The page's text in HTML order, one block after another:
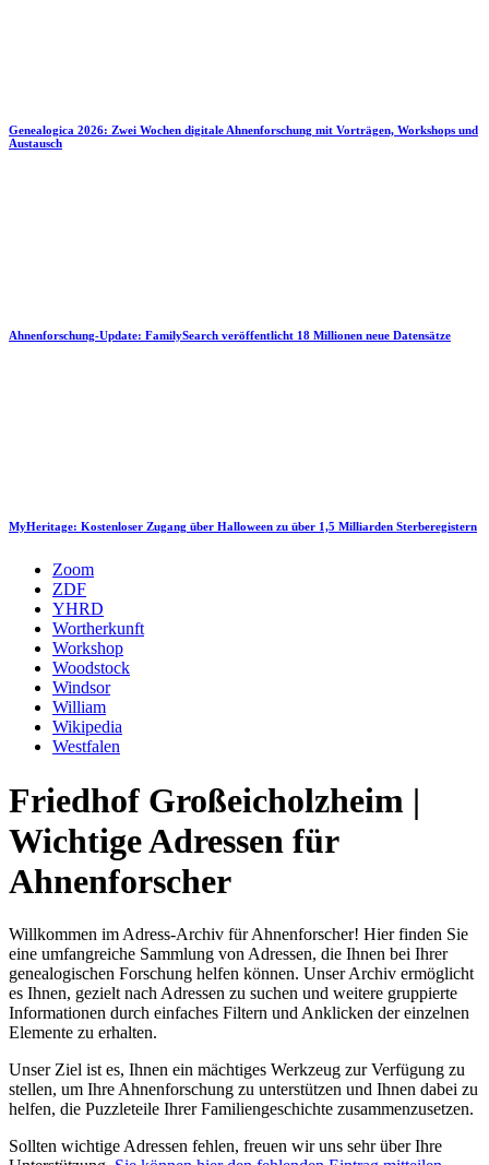
Genealogica 2026: Zwei Wochen digitale Ahnenforschung mit Vorträgen, Workshops und
Austausch
Ahnenforschung-Update: FamilySearch veröffentlicht 18 Millionen neue Datensätze
MyHeritage: Kostenloser Zugang über Halloween zu über 1,5 Milliarden Sterberegistern
Zoom
ZDF
YHRD
Wortherkunft
Workshop
Woodstock
Windsor
William
Wikipedia
Westfalen
Friedhof Großeicholzheim |
Wichtige Adressen für
Ahnenforscher
Willkommen im Adress-Archiv für Ahnenforscher! Hier finden Sie
eine umfangreiche Sammlung von Adressen, die Ihnen bei Ihrer
genealogischen Forschung helfen können. Unser Archiv ermöglicht
es Ihnen, gezielt nach Adressen zu suchen und weitere gruppierte
Informationen durch einfaches Filtern und Anklicken der einzelnen
Elemente zu erhalten.
Unser Ziel ist es, Ihnen ein mächtiges Werkzeug zur Verfügung zu
stellen, um Ihre Ahnenforschung zu unterstützen und Ihnen dabei zu
helfen, die Puzzleteile Ihrer Familiengeschichte zusammenzusetzen.
Sollten wichtige Adressen fehlen, freuen wir uns sehr über Ihre